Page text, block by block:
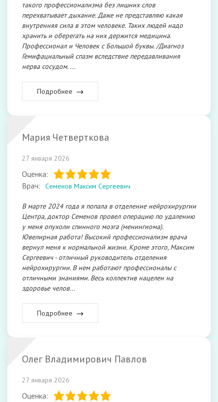
такого профессионализма без лишних слов
перехватывает дыхание. Даже не представляю какая
внутренняя сила в этом человеке. Таких людей надо
хранить и оберегать на них держится медицина.
Профессионал и Человек с Большой буквы. /Диагноз
Гемифациальный спазм вследствие передавливания
нерва сосудом. ...
Подробнее
Мария Четверткова
27 января 2026
Оценка:
Врач:
Семенов Максим Сергеевич
В марте 2024 года я попала в отделение нейрохирургии
Центра, доктор Семенов провел операцию по удалению
у меня опухоли спинного мозга (менингиома).
Ювелирная работа! Высокий профессионализм врача
вернул меня к нормальной жизни. Кроме этого, Максим
Сергеевич - отличный руководитель отделения
нейрохирургии. В нем работают профессионалы с
отличными знаниями. Весь коллектив нацелен на
здоровье челов...
Подробнее
Олег Владимирович Павлов
27 января 2026
Оценка: